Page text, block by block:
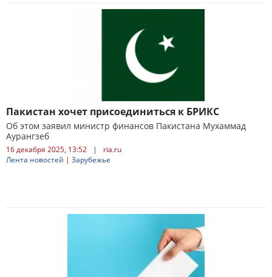
Пакистан хочет присоединиться к БРИКС
Об этом заявил министр финансов Пакистана Мухаммад
Аурангзеб
16 декабря 2025, 13:52 |
ria.ru
Лента новостей | Зарубежье